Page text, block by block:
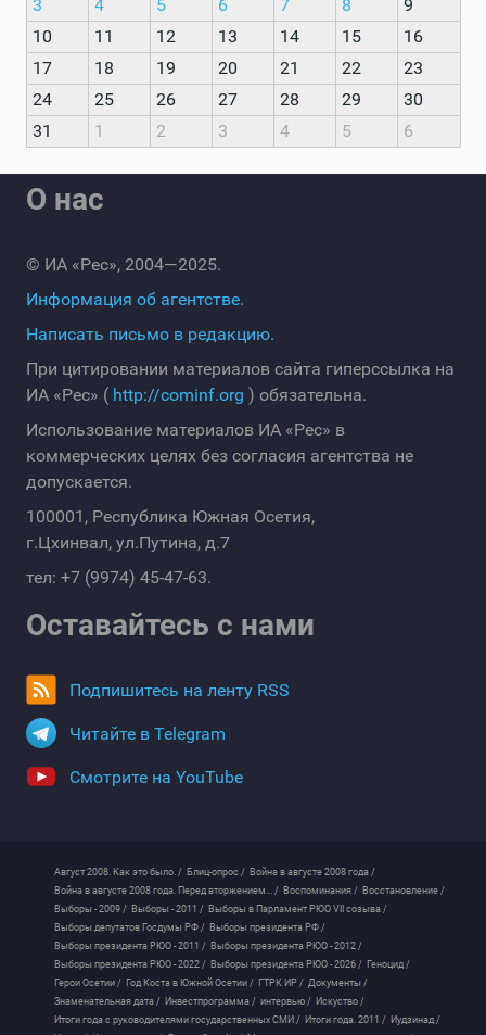
3
4 5 6 7 8
9
10
11 12 13 14 15
16
17
18 19 20 21 22
23
24
25 26 27 28 29
30
31
1 2 3 4 5 6
О нас
© ИА «Рес», 2004—2025.
Информация об агентстве.
Написать письмо в редакцию.
При цитировании материалов сайта гиперссылка на
ИА «Рес» ( http://cominf.org ) обязательна.
Использование материалов ИА «Рес» в
коммерческих целях без согласия агентства не
допускается.
100001, Республика Южная Осетия,
г.Цхинвал, ул.Путина, д.7
тел: +7 (9974) 45-47-63.
Оставайтесь с нами
Подпишитесь на ленту RSS
Читайте в Telegram
Смотрите на YouTube
Август 2008. Как это было. / Блиц-опрос / Война в августе 2008 года /
Война в августе 2008 года. Перед вторжением... / Воспоминания / Восстановление /
Выборы - 2009 / Выборы - 2011 / Выборы в Парламент РЮО VII созыва /
Выборы депутатов Госдумы РФ / Выборы президента РФ /
Выборы президента РЮО - 2011 / Выборы президента РЮО - 2012 /
Выборы президента РЮО - 2022 / Выборы президента РЮО - 2026 / Геноцид /
Герои Осетии / Год Коста в Южной Осетии / ГТРК ИР / Документы /
Знаменательная дата / Инвестпрограмма / интервью / Искуство /
Итоги года с руководителями государственных СМИ / Итоги года. 2011 / Иудзинад /